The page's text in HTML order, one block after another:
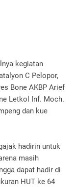
kegiatan
C Pelopor,
Bone AKBP Arief
Letkol Inf. Moch.
dan kue
hadirin untuk
masih
dapat hadir di
HUT ke 64